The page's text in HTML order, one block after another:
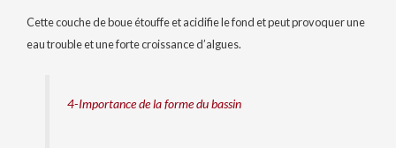
Cette couche de boue étouffe et acidifie le fond et peut provoquer une
eau trouble et une forte croissance d’algues.
4-Importance de la forme du bassin